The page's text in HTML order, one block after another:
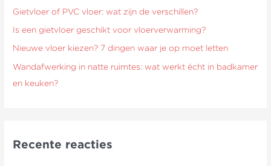
r
:
Gietvloer of PVC vloer: wat zijn de verschillen?
Is een gietvloer geschikt voor vloerverwarming?
Nieuwe vloer kiezen? 7 dingen waar je op moet letten
Wandafwerking in natte ruimtes: wat werkt écht in badkamer
en keuken?
Recente reacties